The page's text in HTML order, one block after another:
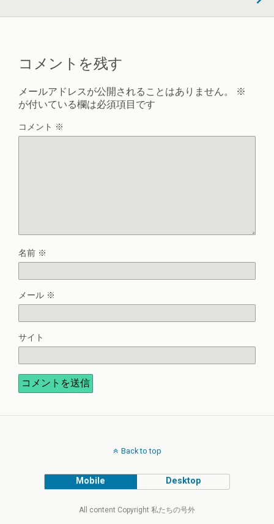
コメントを残す
メールアドレスが公開されることはありません。
※
が付いている欄は必須項目です
コメント ※
名前 ※
メール ※
サイト
Back to top
Mobile Desktop
All content Copyright 私たちの号外